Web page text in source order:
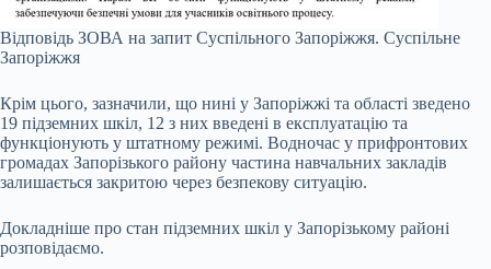
Відповідь ЗОВА на запит Суспільного Запоріжжя. Суспільне
Запоріжжя
Крім цього, зазначили, що нині у Запоріжжі та області зведено
19 підземних шкіл, 12 з них введені в експлуатацію та
функціонують у штатному режимі. Водночас у прифронтових
громадах Запорізького району частина навчальних закладів
залишається закритою через безпекову ситуацію.
Докладніше про стан підземних шкіл у Запорізькому районі
розповідаємо.